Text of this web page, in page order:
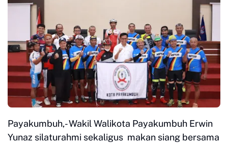
Payakumbuh,- Wakil Walikota Payakumbuh Erwin
Yunaz silaturahmi sekaligus makan siang bersama